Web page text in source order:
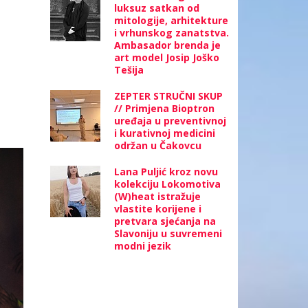
luksuz satkan od
mitologije, arhitekture
i vrhunskog zanatstva.
Ambasador brenda je
art model Josip Joško
Tešija
ZEPTER STRUČNI SKUP
// Primjena Bioptron
uređaja u preventivnoj
i kurativnoj medicini
održan u Čakovcu
Lana Puljić kroz novu
kolekciju Lokomotiva
(W)heat istražuje
vlastite korijene i
pretvara sjećanja na
Slavoniju u suvremeni
modni jezik